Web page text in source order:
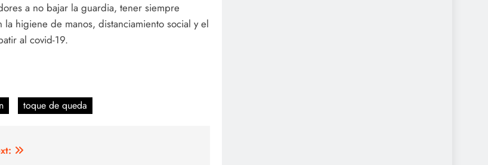
a no bajar la guardia, tener siempre
higiene de manos, distanciamiento social y el
al covid-19.
toque de queda